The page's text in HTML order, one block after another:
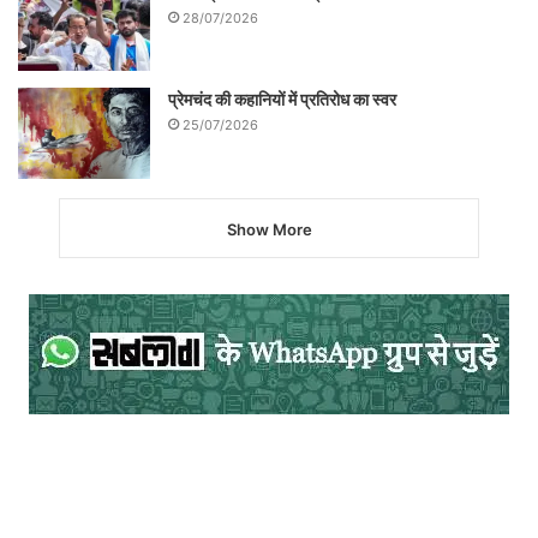
अमेरिका के पूर्व राष्ट्रपति अब्राहम लिंकन के जीवन
से जुडी उनके बचपन की एक घटना है। गरीबी के
कारण वे पुस्तकें खरीदकर नहीं पढ़ सकते थे।
इसलिए वे अपने पड़ोसी से ‘जार्ज वाशिंगटन का जीवन
28/07/2026
प्रेमचंद की कहानियों में प्रतिरोध का स्वर
25/07/2026
Show More